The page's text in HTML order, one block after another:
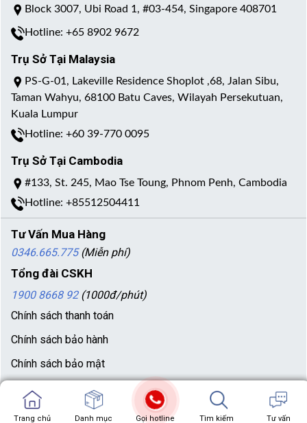
Block 3007, Ubi Road 1, #03-454, Singapore 408701
Hotline: +65 8902 9672
Trụ Sở Tại Malaysia
PS-G-01, Lakeville Residence Shoplot ,68, Jalan Sibu,
Taman Wahyu, 68100 Batu Caves, Wilayah Persekutuan,
Kuala Lumpur
Hotline: +60 39-770 0095
Trụ Sở Tại Cambodia
#133, St. 245, Mao Tse Toung, Phnom Penh, Cambodia
Hotline: +85512504411
Tư Vấn Mua Hàng
0346.665.775 (Miễn phí)
Tổng đài CSKH
1900 8668 92 (1000đ/phút)
Chính sách thanh toán
Chính sách bảo hành
Chính sách bảo mật
Thanh Toán
Trang chủ Danh mục Gọi hotline Tìm kiếm Tư vấn
Trang chủ Showroom Chat zalo Chat facebook